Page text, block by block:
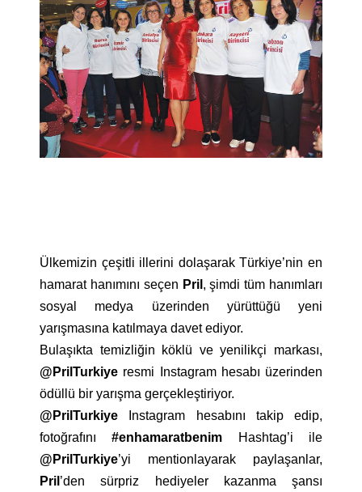
Ülkemizin çeşitli illerini dolaşarak Türkiye’nin en
hamarat hanımını seçen Pril , şimdi tüm hanımları
sosyal medya üzerinden yürüttüğü yeni
yarışmasına katılmaya davet ediyor.
Bulaşıkta temizliğin köklü ve yenilikçi markası,
@PrilTurkiye resmi Instagram hesabı üzerinden
ödüllü bir yarışma gerçekleştiriyor.
@PrilTurkiye Instagram hesabını takip edip,
fotoğrafını#enhamaratbenim Hashtag’i ile
@PrilTurkiye’yi mentionlayarak paylaşanlar,
Pril ’den sürpriz hediyeler kazanma şansı